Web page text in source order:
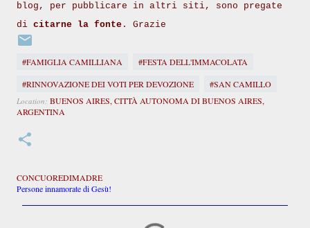
blog, per pubblicare in altri siti, sono pregate
di citarne la fonte . Grazie
#FAMIGLIA CAMILLIANA
#FESTA DELL'IMMACOLATA
#RINNOVAZIONE DEI VOTI PER DEVOZIONE
#SAN CAMILLO
Location: BUENOS AIRES, CITTÀ AUTONOMA DI BUENOS AIRES,
ARGENTINA
CONCUOREDIMADRE
Persone innamorate di Gesù!